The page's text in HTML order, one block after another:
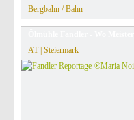
Bergbahn / Bahn
AT | Steiermark